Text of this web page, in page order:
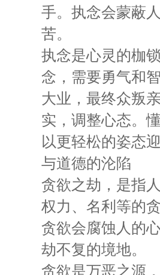
手。执念会蒙蔽
苦。
执念是心灵的枷
念，需要勇气和
大业，最终众叛
实，调整心态。
以更轻松的姿态
与道德的沦陷
贪欲之劫，是指
权力、名利等的
贪欲会腐蚀人的
劫不复的境地。
贪欲是万恶之源